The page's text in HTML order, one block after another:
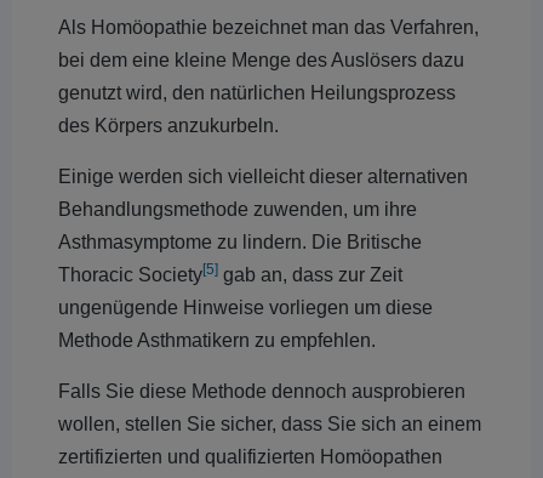
Als Homöopathie bezeichnet man das Verfahren,
bei dem eine kleine Menge des Auslösers dazu
genutzt wird, den natürlichen Heilungsprozess
des Körpers anzukurbeln.
Einige werden sich vielleicht dieser alternativen
Behandlungsmethode zuwenden, um ihre
Asthmasymptome zu lindern. Die Britische
Thoracic Society[5] gab an, dass zur Zeit
ungenügende Hinweise vorliegen um diese
Methode Asthmatikern zu empfehlen.
Falls Sie diese Methode dennoch ausprobieren
wollen, stellen Sie sicher, dass Sie sich an einem
zertifizierten und qualifizierten Homöopathen